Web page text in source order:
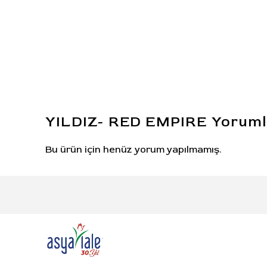
YILDIZ- RED EMPIRE
Bu ürün için henüz yorum yapılmamış.